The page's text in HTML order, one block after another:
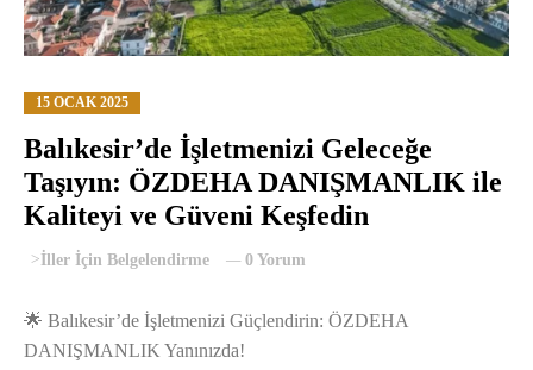
15 OCAK 2025
Balıkesir’de İşletmenizi Geleceğe
Taşıyın: ÖZDEHA DANIŞMANLIK ile
Kaliteyi ve Güveni Keşfedin
>İller İçin Belgelendirme 0 Yorum
🌟 Balıkesir’de İşletmenizi Güçlendirin: ÖZDEHA
DANIŞMANLIK Yanınızda!